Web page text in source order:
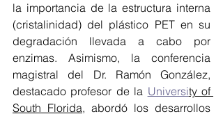
la importancia de la estructura interna
(cristalinidad) del plástico PET en su
degradación llevada a cabo por
enzimas. Asimismo, la conferencia
magistral del Dr. Ramón González,
destacado profesor de la University of
South Florida, abordó los desarrollos